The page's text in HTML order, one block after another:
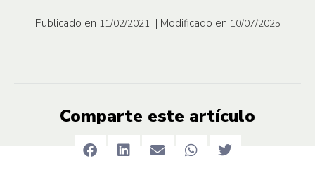
Publicado en 11/02/2021 | Modificado en 10/07/2025
Comparte este artículo